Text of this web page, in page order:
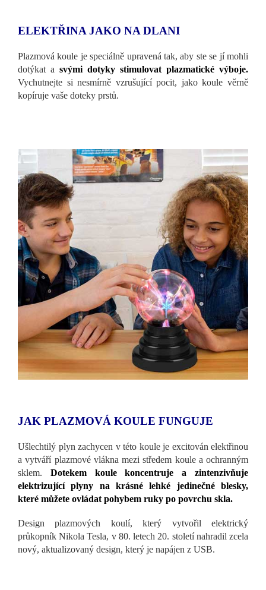
ELEKTŘINA JAKO NA DLANI
Plazmová koule je speciálně upravená tak, aby ste se jí mohli
dotýkat a svými dotyky stimulovat plazmatické výboje.
Vychutnejte si nesmírně vzrušující pocit, jako koule věrně
kopíruje vaše doteky prstů.
JAK PLAZMOVÁ KOULE FUNGUJE
Ušlechtilý plyn zachycen v této koule je excitován elektřinou
a vytváří plazmové vlákna mezi středem koule a ochranným
sklem. Dotekem koule koncentruje a zintenzivňuje
elektrizující plyny na krásné lehké jedinečné blesky,
které můžete ovládat pohybem ruky po povrchu skla.
Design plazmových koulí, který vytvořil elektrický
průkopník Nikola Tesla, v 80. letech 20. století nahradil zcela
nový, aktualizovaný design, který je napájen z USB.